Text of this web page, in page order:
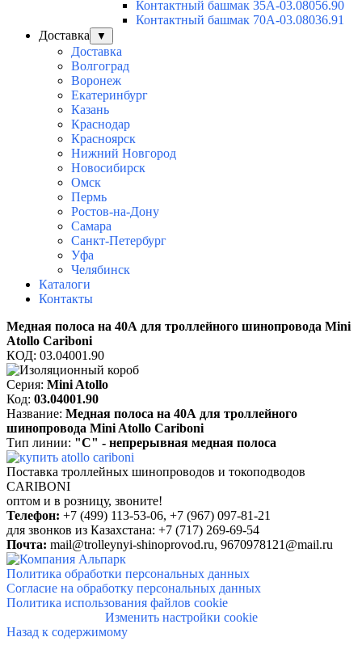
Контактный башмак 35А-03.08056.90
Контактный башмак 70А-03.08036.91
Доставка
▼
Доставка
Волгоград
Воронеж
Екатеринбург
Казань
Краснодар
Красноярск
Нижний Новгород
Новосибирск
Омск
Пермь
Ростов-на-Дону
Самара
Санкт-Петербург
Уфа
Челябинск
Каталоги
Контакты
Медная полоса на 40А для троллейного шинопровода Mini
Atollo Cariboni
КОД: 03.04001.90
Серия: Mini Atollo
Код: 03.04001.90
Название: Медная полоса на 40А для троллейного
шинопровода Mini Atollo Cariboni
Тип линии: "С" - непрерывная медная полоса
Поставка троллейных шинопроводов и токоподводов
CARIBONI
оптом и в розницу, звоните!
Телефон: +7 (499) 113-53-06, +7 (967) 097-81-21
для звонков из Казахстана: +7 (717) 269-69-54
Почта: mail@trolleynyi-shinoprovod.ru, 9670978121@mail.ru
Политика обработки персональных данных
Согласие на обработку персональных данных
Политика использования файлов cookie
Изменить настройки cookie
Назад к содержимому